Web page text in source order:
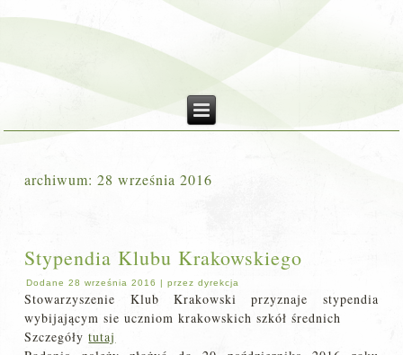
archiwum:28 września 2016
Stypendia Klubu Krakowskiego
Dodane 28 września 2016 |przez dyrekcja
Stowarzyszenie Klub Krakowski przyznaje stypendia
wybijającym sie uczniom krakowskich szkół średnich
Szczegółytutaj